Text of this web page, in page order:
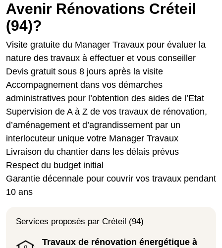
Avenir Rénovations Créteil
(94)?
Visite gratuite du Manager Travaux pour évaluer la
nature des travaux à effectuer et vous conseiller
Devis gratuit sous 8 jours après la visite
Accompagnement dans vos démarches
administratives pour l’obtention des aides de l’Etat
Supervision de A à Z de vos travaux de rénovation,
d’aménagement et d’agrandissement par un
interlocuteur unique votre Manager Travaux
Livraison du chantier dans les délais prévus
Respect du budget initial
Garantie décennale pour couvrir vos travaux pendant
10 ans
Services proposés par Créteil (94)
Travaux de rénovation énergétique à